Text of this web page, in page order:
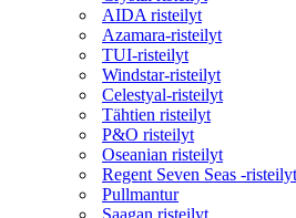
AIDA risteilyt
Azamara-risteilyt
TUI-risteilyt
Windstar-risteilyt
Celestyal-risteilyt
Tähtien risteilyt
P&O risteilyt
Oseanian risteilyt
Regent Seven Seas -risteilyt
Pullmantur
Saagan risteilyt